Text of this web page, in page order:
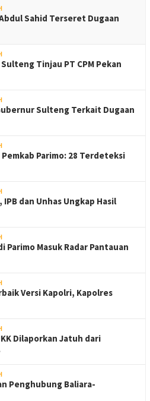
Sahid Terseret Dugaan
Sulteng Tinjau PT CPM Pekan
Sulteng Terkait Dugaan
Pemkab Parimo: 28 Terdeteksi
dan Unhas Ungkap Hasil
Parimo Masuk Radar Pantauan
Versi Kapolri, Kapolres
Dilaporkan Jatuh dari
Penghubung Baliara-